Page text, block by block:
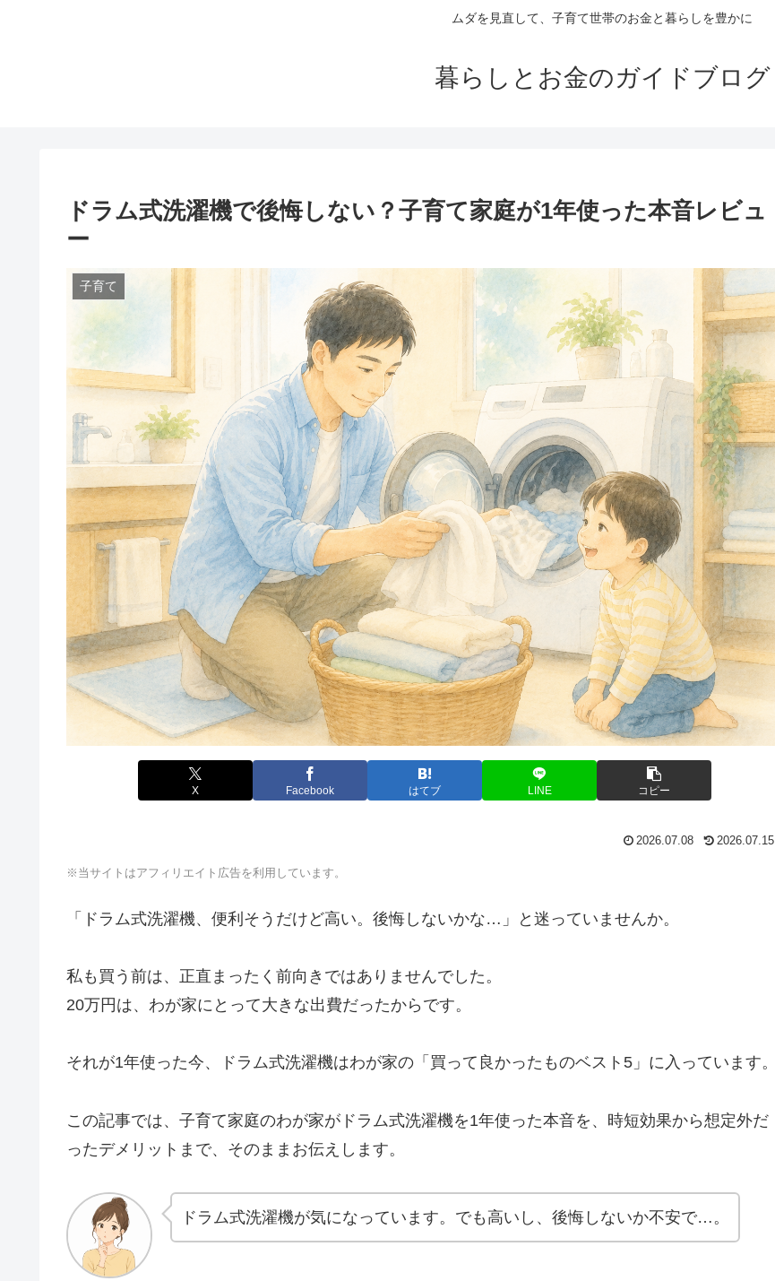
ムダを見直して、子育て世帯のお金と暮らしを豊かに
暮らしとお金のガイドブログ
ドラム式洗濯機で後悔しない？子育て家庭が1年使った本音レビュ
ー
子育て
X Facebook はてブ LINE コピー
2026.07.08 2026.07.15
※当サイトはアフィリエイト広告を利用しています。
「ドラム式洗濯機、便利そうだけど高い。後悔しないかな…」と迷っていませんか。
私も買う前は、正直まったく前向きではありませんでした。
20万円は、わが家にとって大きな出費だったからです。
それが1年使った今、ドラム式洗濯機はわが家の「買って良かったものベスト5」に入っています。
この記事では、子育て家庭のわが家がドラム式洗濯機を1年使った本音を、時短効果から想定外だ
ったデメリットまで、そのままお伝えします。
ドラム式洗濯機が気になっています。でも高いし、後悔しないか不安で…。